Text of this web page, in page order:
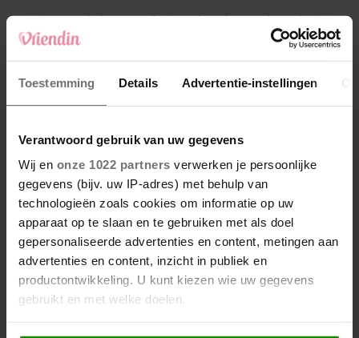
Toestemming Details Advertentie-instellingen
Verantwoord gebruik van uw gegevens
Wij en onze 1022 partners verwerken je persoonlijke
gegevens (bijv. uw IP-adres) met behulp van
technologieën zoals cookies om informatie op uw
apparaat op te slaan en te gebruiken met als doel
gepersonaliseerde advertenties en content, metingen aan
advertenties en content, inzicht in publiek en
productontwikkeling. U kunt kiezen wie uw gegevens
gebruikt en met welke doelen.
4 Makelaar Mandy: ‘Een bericht van de BN’er.
Een foto. Mijn lijf reageert’
5 Makelaar Mandy: ‘Vrijdagavond belde Bart.
Hij sprak eng kalm’
Nieuw